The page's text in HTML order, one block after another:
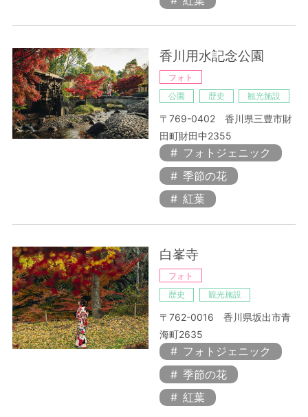
香川用水記念公園
フォト
公園
歴史 観光施設
〒769-0402 香川県三豊市財
田町財田中2355
フォトジェニック
季節の花
紅葉
白峯寺
フォト
歴史
観光施設
〒762-0016 香川県坂出市青
海町2635
フォトジェニック
季節の花
紅葉